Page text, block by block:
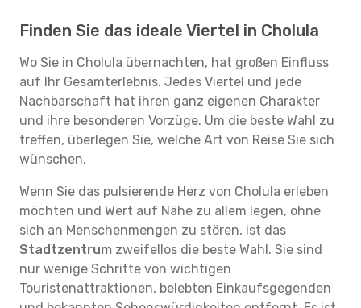
Finden Sie das ideale Viertel in Cholula
Wo Sie in Cholula übernachten, hat großen Einfluss
auf Ihr Gesamterlebnis. Jedes Viertel und jede
Nachbarschaft hat ihren ganz eigenen Charakter
und ihre besonderen Vorzüge. Um die beste Wahl zu
treffen, überlegen Sie, welche Art von Reise Sie sich
wünschen.
Wenn Sie das pulsierende Herz von Cholula erleben
möchten und Wert auf Nähe zu allem legen, ohne
sich an Menschenmengen zu stören, ist das
Stadtzentrum zweifellos die beste Wahl. Sie sind
nur wenige Schritte von wichtigen
Touristenattraktionen, belebten Einkaufsgegenden